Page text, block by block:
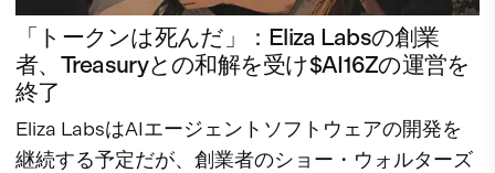
「トークンは死んだ」：Eliza Labsの創業
者、Treasuryとの和解を受け$AI16Zの運営を
終了
Eliza LabsはAIエージェントソフトウェアの開発を
継続する予定だが、創業者のショー・ウォルターズ